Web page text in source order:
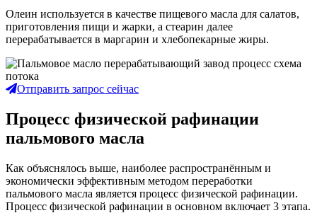
Олеин используется в качестве пищевого масла для салатов,
приготовления пищи и жарки, а стеарин далее
перерабатывается в маргарин и хлебопекарные жиры.
Отправить запрос сейчас
Процесс физической рафинации
пальмового масла
Как объяснялось выше, наиболее распространённым и
экономически эффективным методом переработки
пальмового масла является процесс физической рафинации.
Процесс физической рафинации в основном включает 3 этапа.